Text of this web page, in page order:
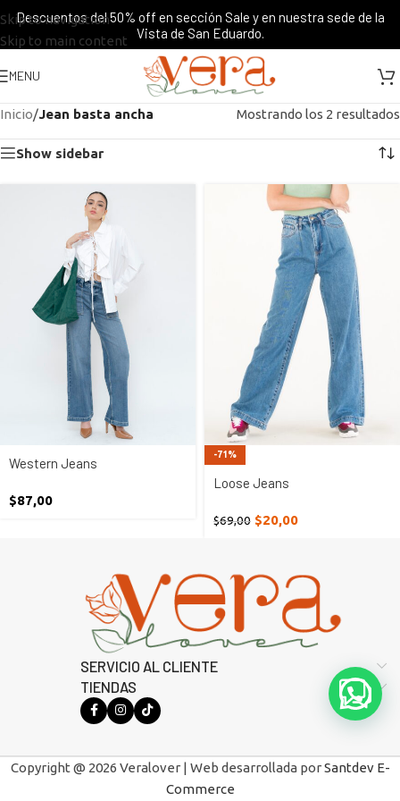
Skip to navigation
Skip to main content
Descuentos del 50% off en sección Sale y en nuestra sede de la
Vista de San Eduardo.
MENU
Inicio/Jean basta ancha Mostrando los 2 resultados
Show sidebar
Western Jeans
$87,00
-71%
Loose Jeans
$69,00 $20,00
SERVICIO AL CLIENTE
TIENDAS
Copyright @ 2026 Veralover | Web desarrollada porSantdev E-
Commerce